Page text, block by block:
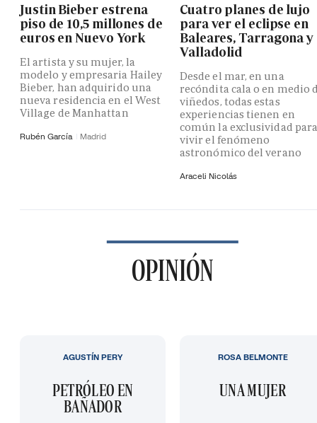
Justin Bieber estrena
piso de 10,5 millones de
euros en Nuevo York
El artista y su mujer, la
modelo y empresaria Hailey
Bieber, han adquirido una
nueva residencia en el West
Village de Manhattan
Rubén García Madrid
Cuatro planes de lujo
para ver el eclipse en
Baleares, Tarragona y
Valladolid
Desde el mar, en una
recóndita cala o en medio
viñedos, todas estas
experiencias tienen en
común la exclusividad
vivir el fenómeno
astronómico del verano
Araceli Nicolás
OPINIÓN
PETRÓLEO EN
BAÑADOR
AGUSTÍN PERY
UNA MUJER
ROSA BELMONTE